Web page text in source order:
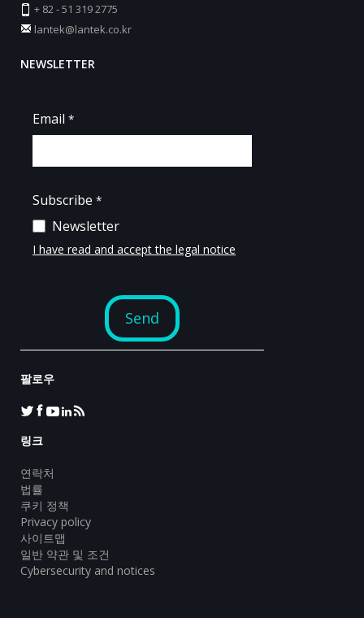
+ 82 - 51 319 2775
lantek@lantek.co.kr
NEWSLETTER
팔로우
링크
연락처
법률
쿠키 정책
Privacy policy
사이트맵
일반 약관 및 조건
Cybersecurity and notices